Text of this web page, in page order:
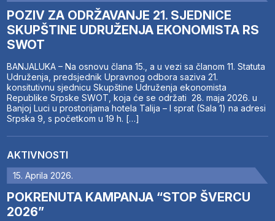
POZIV ZA ODRŽAVANJE 21. SJEDNICE
SKUPŠTINE UDRUŽENJA EKONOMISTA RS
SWOT
BANJALUKA – Na osnovu člana 15., a u vezi sa članom 11. Statuta
Udruženja, predsjednik Upravnog odbora saziva 21.
konsitutivnu sjednicu Skupštine Udruženja ekonomista
Republike Srpske SWOT, koja će se održati 28. maja 2026. u
Banjoj Luci u prostorijama hotela Talija – I sprat (Sala 1) na adresi
Srpska 9, s početkom u 19 h. […]
AKTIVNOSTI
15. Aprila 2026.
POKRENUTA KAMPANJA “STOP ŠVERCU
2026”